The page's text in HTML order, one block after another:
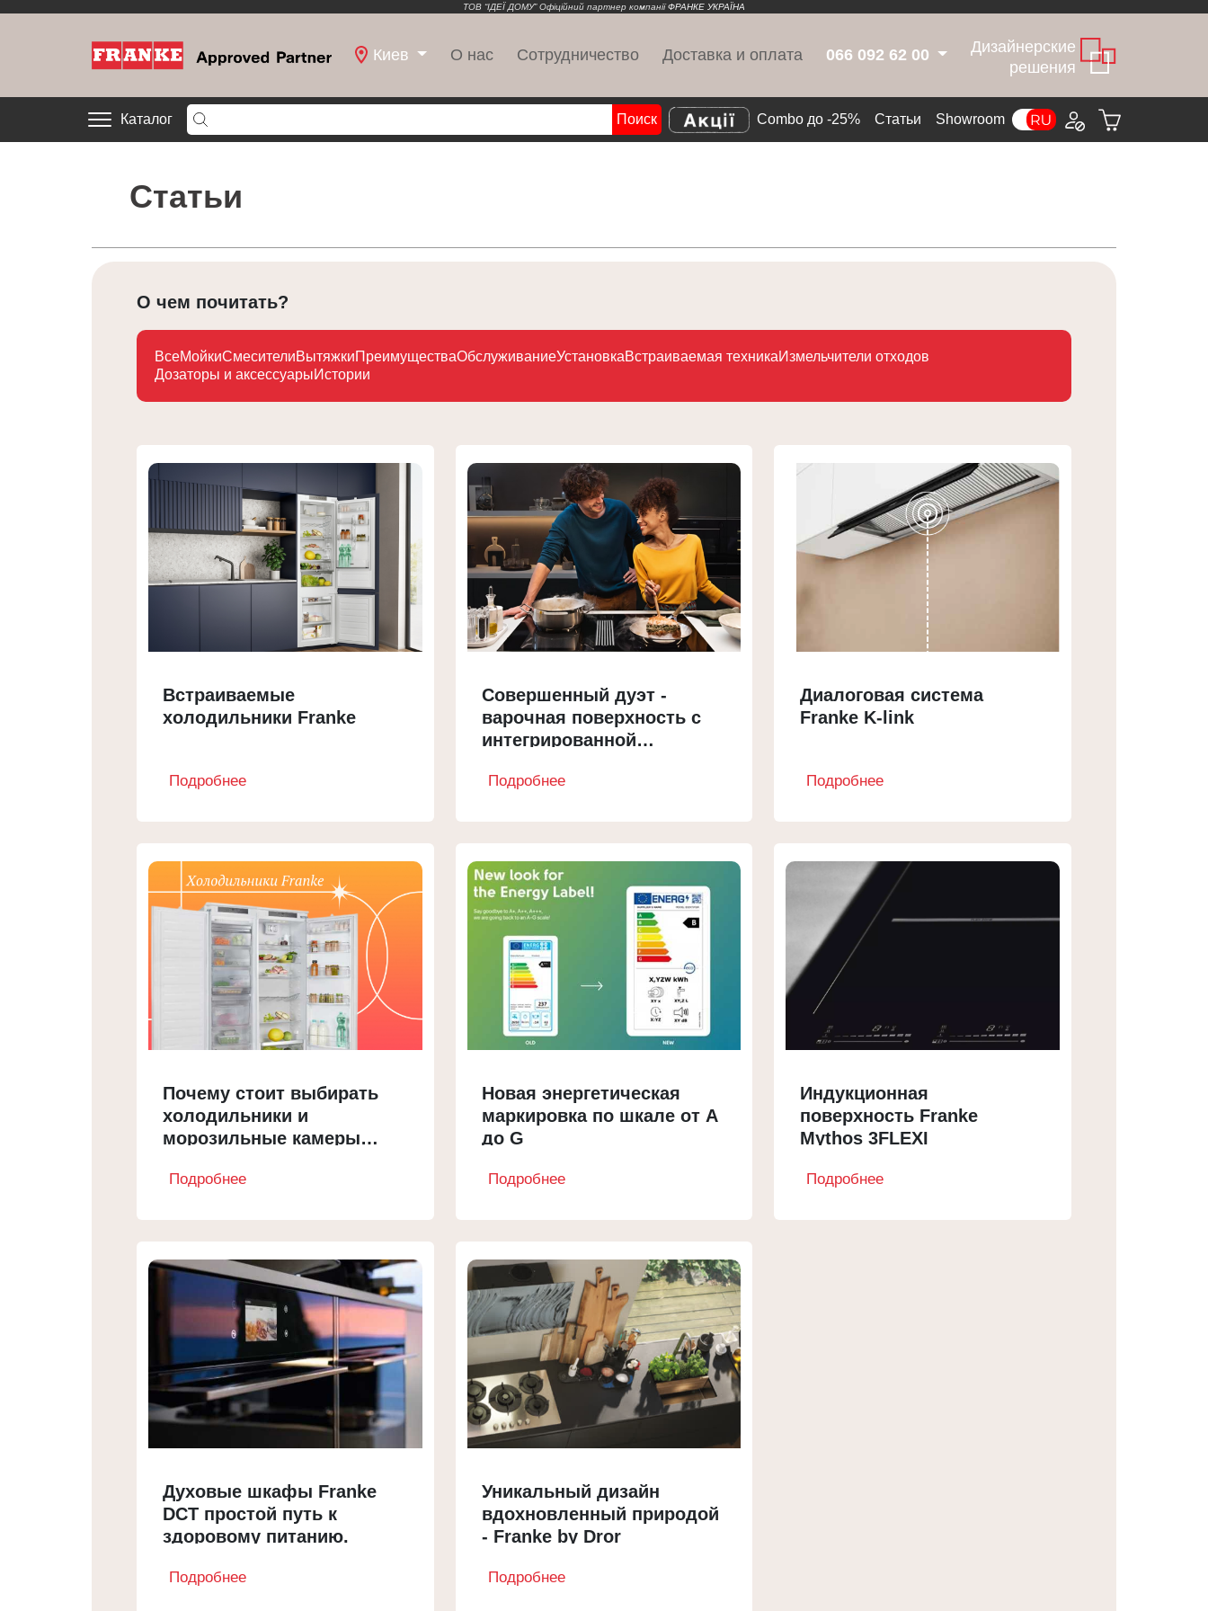
ТОВ “ІДЕЇ ДОМУ” Офіційний партнер компаніїФРАНКЕ УКРАЇНА
Киев О нас Сотрудничество Доставка и оплата 066 092 62 00
Дизайнерские
решения
Каталог Поиск Combo до -25% Статьи Showroom
Статьи
О чем почитать?
ВсеМойкиСмесителиВытяжкиПреимуществаОбслуживаниеУстановкаВстраиваемая техникаИзмельчители отходов
Дозаторы и аксессуарыИстории
Встраиваемые
холодильники Franke
Подробнее
Совершенный дуэт -
варочная поверхность с
интегрированной
Подробнее
Диалоговая система
Franke K-link
Подробнее
Почему стоит выбирать
холодильники и
морозильные камеры
Подробнее
Новая энергетическая
маркировка по шкале от A
до G
Подробнее
Индукционная
поверхность Franke
Mythos 3FLEXI
Подробнее
Духовые шкафы Franke
DCT простой путь к
здоровому питанию.
Подробнее
Уникальный дизайн
вдохновленный природой
- Franke by Dror
Подробнее